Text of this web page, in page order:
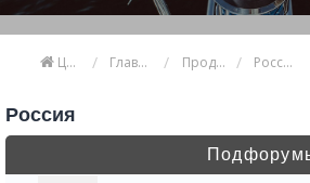
Цена катализатора Главная Продажа и покупка катализаторов Россия
Россия